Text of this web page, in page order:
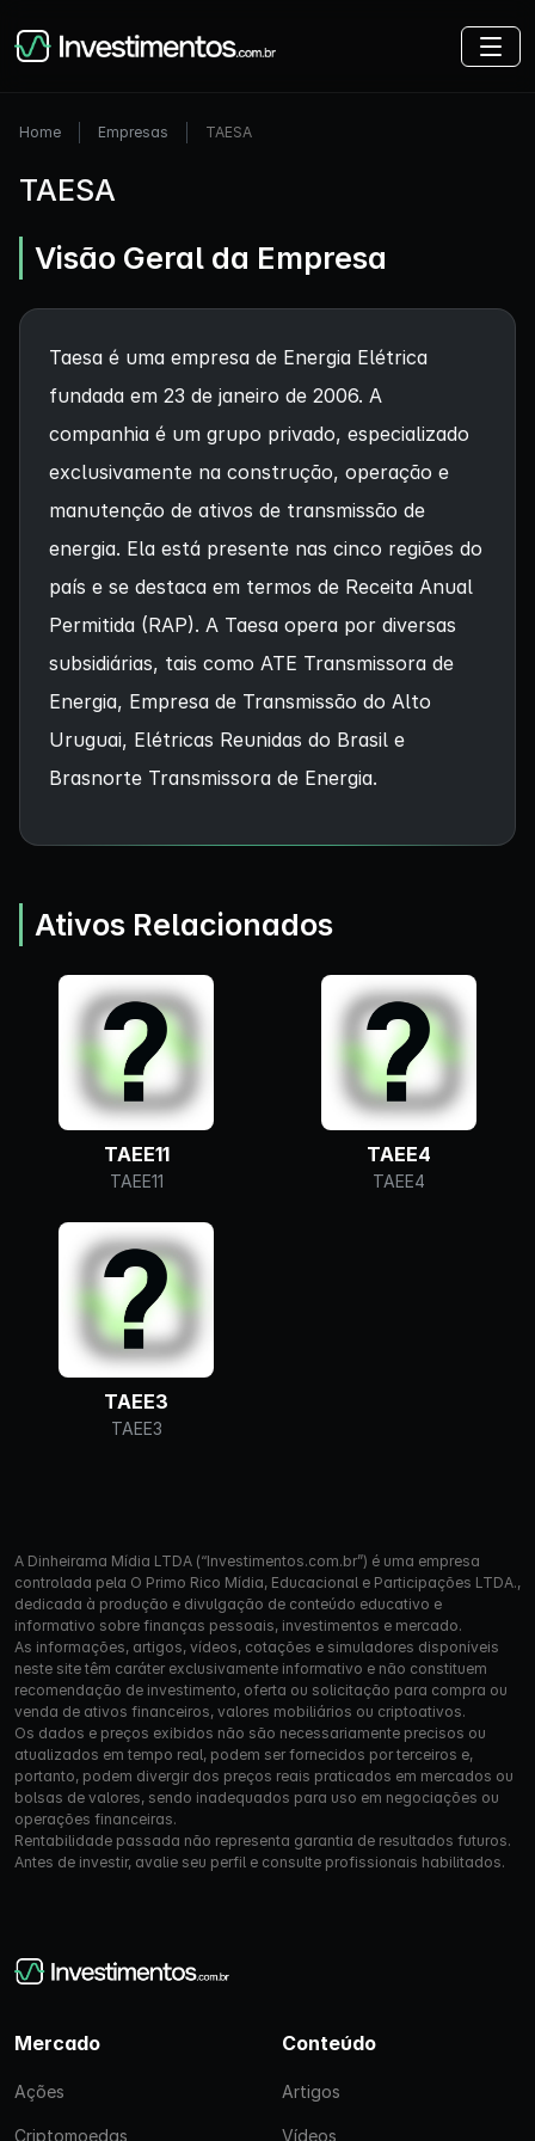
Home Empresas TAESA
TAESA
Visão Geral da Empresa
Taesa é uma empresa de Energia Elétrica
fundada em 23 de janeiro de 2006. A
companhia é um grupo privado, especializado
exclusivamente na construção, operação e
manutenção de ativos de transmissão de
energia. Ela está presente nas cinco regiões do
país e se destaca em termos de Receita Anual
Permitida (RAP). A Taesa opera por diversas
subsidiárias, tais como ATE Transmissora de
Energia, Empresa de Transmissão do Alto
Uruguai, Elétricas Reunidas do Brasil e
Brasnorte Transmissora de Energia.
Ativos Relacionados
TAEE11
TAEE11
TAEE4
TAEE4
TAEE3
TAEE3
A Dinheirama Mídia LTDA (“Investimentos.com.br”) é uma empresa
controlada pela O Primo Rico Mídia, Educacional e Participações LTDA.,
dedicada à produção e divulgação de conteúdo educativo e
informativo sobre finanças pessoais, investimentos e mercado.
As informações, artigos, vídeos, cotações e simuladores disponíveis
neste site têm caráter exclusivamente informativo e não constituem
recomendação de investimento, oferta ou solicitação para compra ou
venda de ativos financeiros, valores mobiliários ou criptoativos.
Os dados e preços exibidos não são necessariamente precisos ou
atualizados em tempo real, podem ser fornecidos por terceiros e,
portanto, podem divergir dos preços reais praticados em mercados ou
bolsas de valores, sendo inadequados para uso em negociações ou
operações financeiras.
Rentabilidade passada não representa garantia de resultados futuros.
Antes de investir, avalie seu perfil e consulte profissionais habilitados.
Mercado
Ações
Criptomoedas
Conteúdo
Artigos
Vídeos